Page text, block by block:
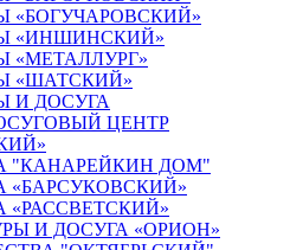
«БОГУЧАРОВСКИЙ»
«ИНШИНСКИЙ»
«МЕТАЛЛУРГ»
«ШАТСКИЙ»
И ДОСУГА
ЦЕНТР
"КАНАРЕЙКИН ДОМ"
«БАРСУКОВСКИЙ»
«РАССВЕТСКИЙ»
И ДОСУГА «ОРИОН»